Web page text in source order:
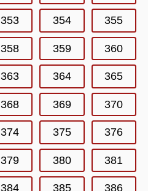
353 354 355
358 359 360
363 364 365
368 369 370
374 375 376
379 380 381
384 385 386